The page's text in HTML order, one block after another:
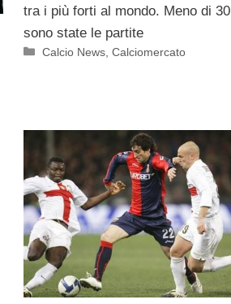
tra i più forti al mondo. Meno di 30
sono state le partite
Categorie
Calcio News ,Calciomercato